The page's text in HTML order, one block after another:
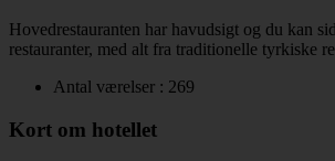
Hovedrestauranten har havudsigt og du kan
restauranter, med alt fra traditionelle tyrkiske
Antal værelser : 269
Kort om hotellet